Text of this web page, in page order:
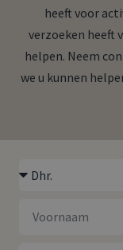
heeft voor
verzoeken heeft
helpen. Neem
we u kunnen